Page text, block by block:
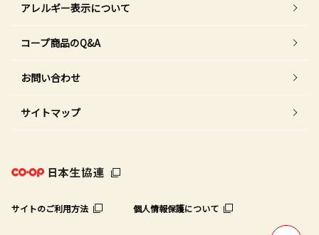
アレルギー表示について
コープ商品のQ&A
お問い合わせ
サイトマップ
サイトのご利用方法 個人情報保護について